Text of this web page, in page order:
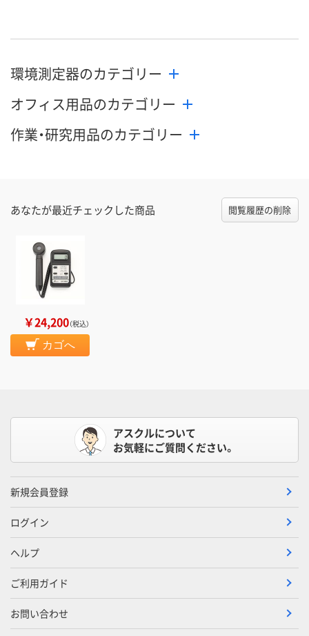
環境測定器のカテゴリー
オフィス用品のカテゴリー
作業・研究用品のカテゴリー
あなたが最近チェックした商品 閲覧履歴の削除
￥24,200（税込）
カゴへ
アスクルについて
お気軽にご質問ください。
新規会員登録
ログイン
ヘルプ
ご利用ガイド
お問い合わせ